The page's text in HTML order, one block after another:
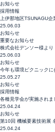
お知らせ
採用情報
上伊那地区TSUNAGU企
25.06.03
お知らせ
重要なお知らせ
株式会社デンソー様よ
25.06.03
お知らせ
今年も環境ピクニックに
25.05.27
お知らせ
採用情報
各種見学会が実施されま
25.04.24
お知らせ
第10回 機械要素技術展
25.04.24